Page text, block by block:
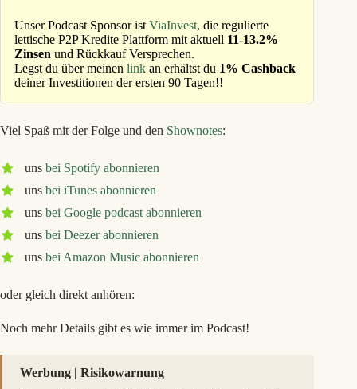
Unser Podcast Sponsor ist ViaInvest, die regulierte
lettische P2P Kredite Plattform mit aktuell 11-13.2%
Zinsen und Rückkauf Versprechen.
Legst du über meinen link an erhältst du 1% Cashback
deiner Investitionen der ersten 90 Tagen!!
Viel Spaß mit der Folge und den Shownotes:
uns bei Spotify abonnieren
uns bei iTunes abonnieren
uns bei Google podcast abonnieren
uns bei Deezer abonnieren
uns bei Amazon Music abonnieren
oder gleich direkt anhören:
Noch mehr Details gibt es wie immer im Podcast!
Werbung | Risikowarnung